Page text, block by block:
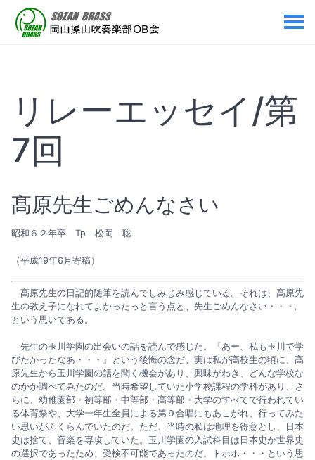
リレーエッセイ/第
7回
髙原先生ごめんなさい
昭和６２年卒 Tp 松岡 聡
（平成19年6月寄稿）
髙原先生の日記的随筆を読んでしみじみ感じている。それは、高原先
生の教え子になれてよかったっと言う点と、先生ごめんなさい・・・。
という思いである。
先生の玉川学園の出会いの話を読んで感じた。『あー、私も玉川で学
びたかったなあ・・・』という後悔の念だ。実は私が高校生の頃に、髙
原先生から玉川学園の話を聞く機会があり、興味がわき、どんな学校な
のかか調べてみたのだ。当時希望していた小学校課程の学科があり、さ
らに、幼稚園部・初等部・中等部・高等部・大学のすべてで行われてい
る体育祭や、大学一年生全員による第９合唱にもあこがれ、行ってみた
い思いがふくらんでいたのだ。ただ、当時の私は地理を得意とし、日本
史は捨て、音楽を専攻していた。玉川学園の入試科目は日本史か世界史
の選択であったため、受検不可能であったのだ。トホホ・・・という思